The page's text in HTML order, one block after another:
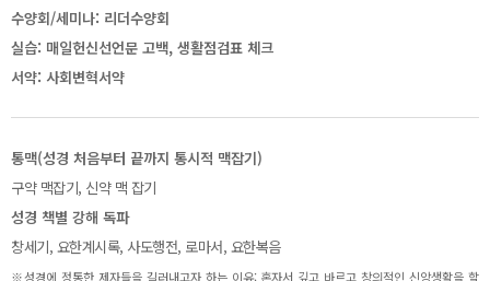
수양회/세미나: 리더수양회
실습: 매일헌신선언문 고백, 생활점검표 체크
서약: 사회변혁서약
통맥(성경 처음부터 끝까지 통시적 맥잡기)
구약 맥잡기, 신약 맥 잡기
성경 책별 강해 독파
창세기, 요한계시록, 사도행전, 로마서, 요한복음
※성경에 정통한 제자들을 길러내고자 하는 이유: 혼자서 깊고 바르고 창의적인 신앙생활을 할